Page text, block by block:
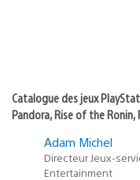
Catalogue des jeux
Pandora, Rise of the
Adam Michel
Directeur Jeux-
Entertainment